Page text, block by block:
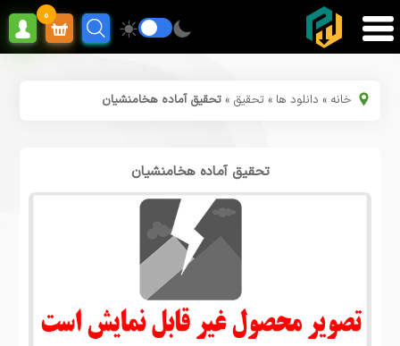
0
خانه » دانلود ها » تحقیق »تحقیق آماده هخامنشیان
تحقیق آماده هخامنشیان